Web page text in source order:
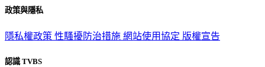
政策與隱私
隱私權政策 性騷擾防治措施 網站使用協定 版權宣告
認識 TVBS